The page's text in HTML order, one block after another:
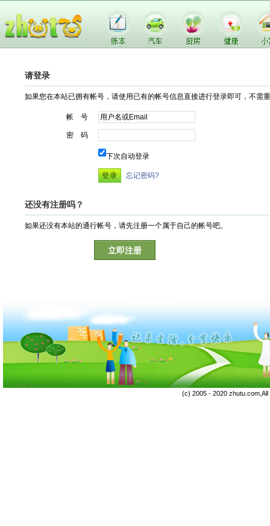
请登录
如果您在本站已拥有帐号，请使用已有的帐号信息直接进行登录即可，不需
帐 号
密 码
下次自动登录
忘记密码?
还没有注册吗？
如果还没有本站的通行帐号，请先注册一个属于自己的帐号吧。
立即注册
(c) 2005 - 2020